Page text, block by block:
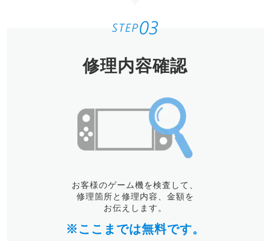
修理内容確認
お客様のゲーム機を検査して、
修理箇所と修理内容、金額を
お伝えします。
※ここまでは無料です。